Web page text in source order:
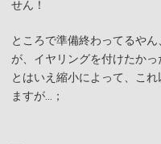
せん！
ところで準備終わってるや
が、イヤリングを付けたかっ
とはいえ縮小によって、こ
ますが…；